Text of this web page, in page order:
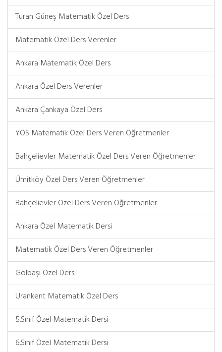
Turan Güneş Matematik Özel Ders
Matematik Özel Ders Verenler
Ankara Matematik Özel Ders
Ankara Özel Ders Verenler
Ankara Çankaya Özel Ders
YÖS Matematik Özel Ders Veren Öğretmenler
Bahçelievler Matematik Özel Ders Veren Öğretmenler
Ümitköy Özel Ders Veren Öğretmenler
Bahçelievler Özel Ders Veren Öğretmenler
Ankara Özel Matematik Dersi
Matematik Özel Ders Veren Öğretmenler
Gölbaşı Özel Ders
Urankent Matematik Özel Ders
5.Sınıf Özel Matematik Dersi
6.Sınıf Özel Matematik Dersi